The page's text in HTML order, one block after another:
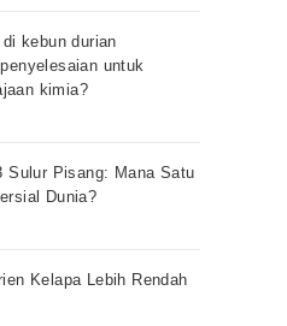
kebun durian
untuk
kimia?
Sulur Pisang: Mana Satu
Dunia?
Kelapa Lebih Rendah